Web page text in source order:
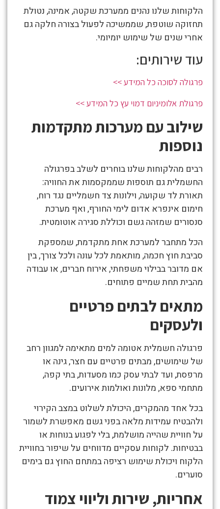
הלקוחות שלנו נהנים ממערכת שקטה, אמינה, נטולת
תחזוקה שוטפת, שממשיכה לפעול בצורה חלקה גם
אחרי שנים של שימוש יומיומי.
עוד שירותים:
פרגולה לסוכה כל המידע >>
פרגולת אלומיניום דמוי עץ כל המידע >>
שילוב עם מערכות מתקדמות
נוספות
רבים מהלקוחות שלנו בוחרים לשלב בפרגולה
החשמלית גם תוספות שממקסמות את החוויה:
תאורת לד שקועה, וילונות צד חשמליים נגד רוח,
חימום אינפרא אדום לימי החורף, ואף מערכת
סנסורים שמזהה גשם וכוללת סגירה אוטומטית.
הכל מתחבר למערכת אחת מתקדמת, שמספקת
סביבת חוץ חכמה, מותאמת לכל עונה ולכל צורך, בין
אם מדובר בבילוי משפחתי, אירוח חברים, או עבודה
מהבית תחת שמיים פתוחים.
מתאים לבתים פרטיים
ולעסקים
פרגולה חשמלית אטומה למים מתאימה למגוון רחב
של שימושים, מבתים פרטיים עם חצר, גינה או
מרפסת, ועד לבתי עסק כמו מסעדות, בתי קפה,
מתחמי ספא, מלונות ואולמות אירועים.
בכל אחד מהמקרים, היכולת לשלוט במצב הקירוי
ולהבטיח עמידות מלאה בפני גשם מאפשרת לשמור
על חוויית שהייה מושלמת, בלי לפגוע בנוחות או
בבטיחות. לקוחות עסקיים מדווחים על שיפור בחוויית
הלקוח ויכולת שימוש רציפה במתחם החוץ גם בימים
סוערים.
אחריות, שירות וליווי צמוד